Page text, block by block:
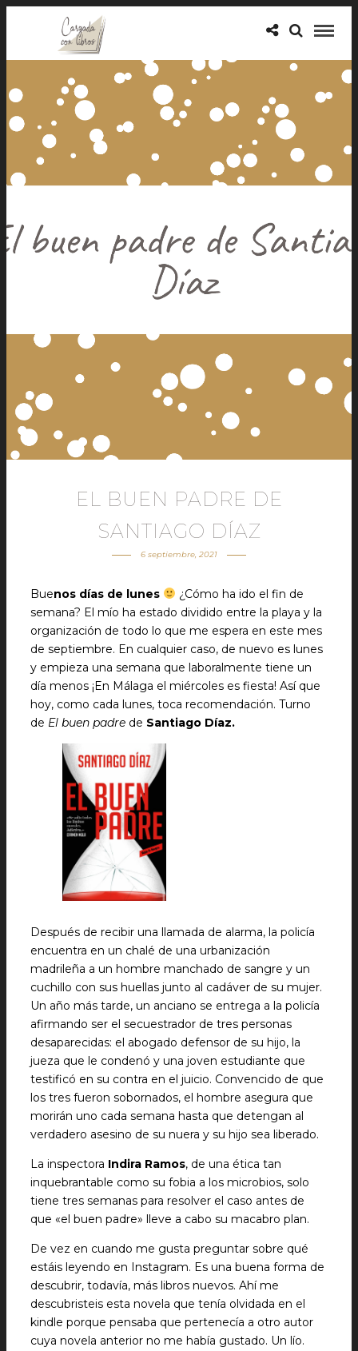
EL BUEN PADRE DE
SANTIAGO DÍAZ
6 septiembre, 2021
Buenos días de lunes
¿Cómo ha ido el fin de
semana? El mío ha estado dividido entre la playa y la
organización de todo lo que me espera en este mes
de septiembre. En cualquier caso, de nuevo es lunes
y empieza una semana que laboralmente tiene un
día menos ¡En Málaga el miércoles es fiesta! Así que
hoy, como cada lunes, toca recomendación. Turno
de El buen padre de Santiago Díaz.
Después de recibir una llamada de alarma, la policía
encuentra en un chalé de una urbanización
madrileña a un hombre manchado de sangre y un
cuchillo con sus huellas junto al cadáver de su mujer.
Un año más tarde, un anciano se entrega a la policía
afirmando ser el secuestrador de tres personas
desaparecidas: el abogado defensor de su hijo, la
jueza que le condenó y una joven estudiante que
testificó en su contra en el juicio. Convencido de que
los tres fueron sobornados, el hombre asegura que
morirán uno cada semana hasta que detengan al
verdadero asesino de su nuera y su hijo sea liberado.
La inspectora Indira Ramos, de una ética tan
inquebrantable como su fobia a los microbios, solo
tiene tres semanas para resolver el caso antes de
que «el buen padre» lleve a cabo su macabro plan.
De vez en cuando me gusta preguntar sobre qué
estáis leyendo en Instagram. Es una buena forma de
descubrir, todavía, más libros nuevos. Ahí me
descubristeis esta novela que tenía olvidada en el
kindle porque pensaba que pertenecía a otro autor
cuya novela anterior no me había gustado. Un lío.